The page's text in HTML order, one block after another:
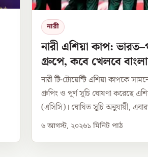
নারী
নারী এশিয়া কাপ:
গ্রুপে, কবে খেলবে
নারী টি-টোয়েন্টি এশিয়া কাপকে
গ্রুপিং ও পূর্ণ সূচি ঘোষণা করেছে
(এসিসি)। ঘোষিত সূচি অনুযায়ী,
৬ আগস্ট, ২০২৬১ মিনিট পাঠ